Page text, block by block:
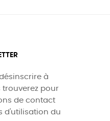
à
trouverez pour
de contact
d'utilisation du